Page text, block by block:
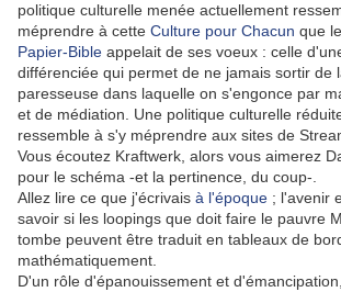
politique culturelle menée actuellement
méprendre à cette Culture pour Chacun que
Papier-Bible appelait de ses voeux : celle
différenciée qui permet de ne jamais sortir de
paresseuse dans laquelle on s'engonce par
et de médiation. Une politique culturelle
ressemble à s'y méprendre aux sites de
Vous écoutez Kraftwerk, alors vous aimerez
pour le schéma -et la pertinence, du coup-.
Allez lire ce que j'écrivais à l'époque ; l'avenir
savoir si les loopings que doit faire le pauvre
tombe peuvent être traduit en tableaux de
mathématiquement.
D'un rôle d'épanouissement et